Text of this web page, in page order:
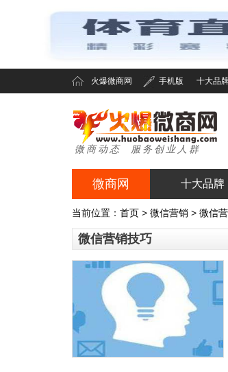
火爆微商网 手机版 十大品
火爆微商网
微商动态 服务创业人群
微商网 十大品牌
当前位置： 首页> 微信营销> 微信
微信营销技巧